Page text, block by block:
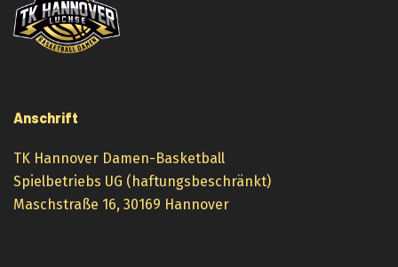
Anschrift
TK Hannover Damen-Basketball
Spielbetriebs UG (haftungsbeschränkt)
Maschstraße 16, 30169 Hannover